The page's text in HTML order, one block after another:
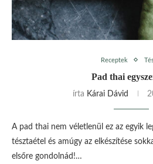
Receptek
Pad thai
írta Kárai Dávid
A pad thai nem véletlenül ez az egyik
tésztaétel és amúgy az elkészítése
elsőre gondolnád!…